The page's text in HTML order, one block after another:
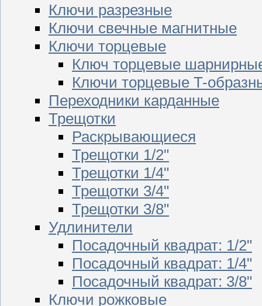
Ключи разрезные
Ключи свечные магнитные
Ключи торцевые
Ключ торцевые
Ключи торцевые T-
Переходники карданные
Трещотки
Раскрывающиеся
Трещотки 1/2"
Трещотки 1/4"
Трещотки 3/4"
Трещотки 3/8"
Удлинители
Посадочный квадрат: 1/2"
Посадочный квадрат: 1/4"
Посадочный квадрат: 3/8"
Ключи рожковые